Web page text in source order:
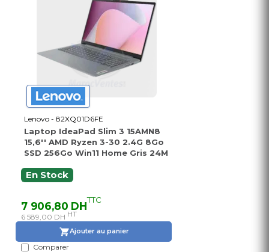
Lenovo - 82XQ01D6FE
Laptop IdeaPad Slim 3 15AMN8
15,6'' AMD Ryzen 3-30 2.4G 8Go
SSD 256Go Win11 Home Gris 24M
En Stock
7 906,80 DHTTC
6 589,00 DH HT
Ajouter au panier
Comparer